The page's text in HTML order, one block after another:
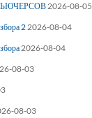
2026-08-05
22026-08-04
2026-08-04
08-03
08-03